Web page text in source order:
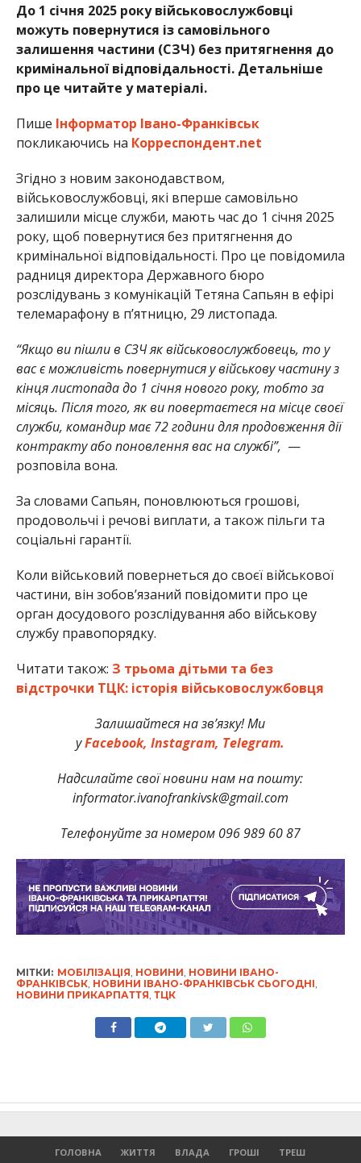
До 1 січня 2025 року військовослужбовці
можуть повернутися із самовільного
залишення частини (СЗЧ) без притягнення до
кримінальної відповідальності. Детальніше
про це читайте у матеріалі.
Пише Інформатор Івано-Франківськ
покликаючись на Корреспондент.net
Згідно з новим законодавством,
військовослужбовці, які вперше самовільно
залишили місце служби, мають час до 1 січня 2025
року, щоб повернутися без притягнення до
кримінальної відповідальності. Про це повідомила
радниця директора Державного бюро
розслідувань з комунікацій Тетяна Сапьян в ефірі
телемарафону в п’ятницю, 29 листопада.
“Якщо ви пішли в СЗЧ як військовослужбовець, то у
вас є можливість повернутися у військову частину з
кінця листопада до 1 січня нового року, тобто за
місяць. Після того, як ви повертаєтеся на місце своєї
служби, командир має 72 години для продовження дії
контракту або поновлення вас на службі”, —
розповіла вона.
За словами Сапьян, поновлюються грошові,
продовольчі і речові виплати, а також пільги та
соціальні гарантії.
Коли військовий повернеться до своєї військової
частини, він зобов’язаний повідомити про це
орган досудового розслідування або військову
службу правопорядку.
Читати також: З трьома дітьми та без
відстрочки ТЦК: історія військовослужбовця
Залишайтеся на зв’язку! Ми
уFacebook, Instagram, Telegram.
Надсилайте свої новини нам на пошту:
informator.ivanofrankivsk@gmail.com
Телефонуйте за номером 096 989 60 87
МІТКИ: МОБІЛІЗАЦІЯ НОВИНИ НОВИНИ ІВАНО-
ФРАНКІВСЬК, НОВИНИ ІВАНО-ФРАНКІВСЬК СЬОГОДНІ
НОВИНИ ПРИКАРПАТТЯ ТЦК
ГОЛОВНА ЖИТТЯ ВЛАДА ГРОШІ
ТРЕШ